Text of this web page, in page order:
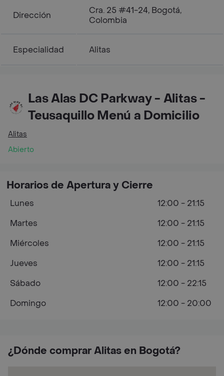
Dirección
Cra. 25 #41-24, Bogotá,
Colombia
Especialidad Alitas
Las Alas DC Parkway - Alitas -
Teusaquillo Menú a Domicilio
Alitas
Abierto
¿Dónde comprar Alitas en Bogotá?
Horarios de Apertura y Cierre
Lunes
12:00 - 21:15
Martes
12:00 - 21:15
Miércoles
12:00 - 21:15
Jueves
12:00 - 21:15
Sábado
12:00 - 22:15
Domingo
12:00 - 20:00